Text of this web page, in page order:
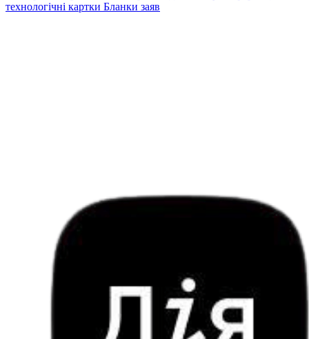
технологічні картки Бланки заяв